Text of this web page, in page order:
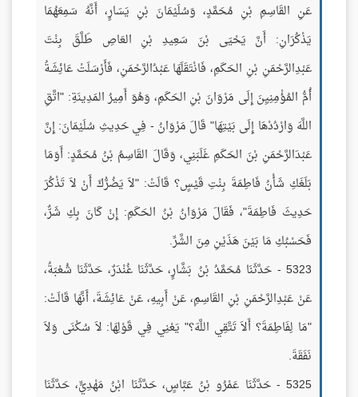
عَنِ القَاسِمِ بْنِ مُحَمَّدٍ، وَسُلَيْمَانَ بْنِ يَسَارٍ، أَنَّهُ سَمِعَهُمَا
يَذْكُرَانِ: أَنَّ يَحْيَى بْنَ سَعِيدِ بْنِ العَاصِ طَلَّقَ بِنْتَ
عَبْدِالرَّحْمَنِ بْنِ الحَكَمِ، فَانْتَقَلَهَا عَبْدُالرَّحْمَنِ، فَأَرْسَلَتْ عَائِشَةُ
أُمُّ المُؤْمِنِيِنَ إِلَى مَرْوَانَ بْنِ الحَكَمِ، وَهُوَ أَمِيرُ المَدِينَةِ: "اتَّقِ
اللَّهَ وَارْدُدْهَا إِلَى بَيْتِهَا" قَالَ مَرْوَانُ - فِي حَدِيثِ سُلَيْمَانَ: إِنَّ
عَبْدَالرَّحْمَنِ بْنَ الحَكَمِ غَلَبَنِي، وَقَالَ القَاسِمُ بْنُ مُحَمَّدٍ: أَوَمَا
بَلَغَكِ شَأْنُ فَاطِمَةَ بِنْتِ قَيْسٍ؟ قَالَتْ: "لاَ يَضُرُّكَ أَنْ لاَ تَذْكُرَ
حَدِيثَ فَاطِمَةَ"، فَقَالَ مَرْوَانُ بْنُ الحَكَمِ: إِنْ كَانَ بِكِ شَرٌّ،
فَحَسْبُكِ مَا بَيْنَ هَذَيْنِ مِنَ الشَّرِّ.
5323 - حَدَّثَنَا مُحَمَّدُ بْنُ بَشَّارٍ، حَدَّثَنَا غُنْدَرٌ، حَدَّثَنَا شُعْبَةُ،
عَنْ عَبْدِالرَّحْمَنِ بْنِ القَاسِمِ، عَنْ أَبِيهِ، عَنْ عَائِشَةَ، أَنَّهَا قَالَتْ:
"مَا لِفَاطِمَةَ؟ أَلاَ تَتَّقِي اللَّهَ؟" يَعْنِي فِي قَوْلِهَا: لاَ سُكْنَى وَلاَ
نَفَقَةَ.
5325 - حَدَّثَنَا عَمْرُو بْنُ عَبَّاسٍ، حَدَّثَنَا ابْنُ مَهْدِيٍّ، حَدَّثَنَا